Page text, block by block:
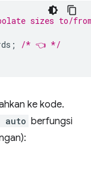
sizes to/
;
/* 👈 */
ke kode.
auto berfungsi